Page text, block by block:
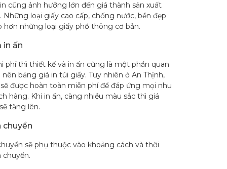
cũng ảnh hưởng lớn đến giá thành sản xuất
Những loại giấy cao cấp, chống nước, bền đẹp
hơn những loại giấy phổ thông cơ bản.
in ấn
phí thì thiết kế và in ấn cũng là một phần quan
bảng giá in túi giấy. Tuy nhiên ở An Thịnh,
được hoàn toàn miễn phí để đáp ứng mọi nhu
hàng. Khi in ấn, càng nhiều màu sắc thì giá
tăng lên.
chuyển
sẽ phụ thuộc vào khoảng cách và thời
chuyển.